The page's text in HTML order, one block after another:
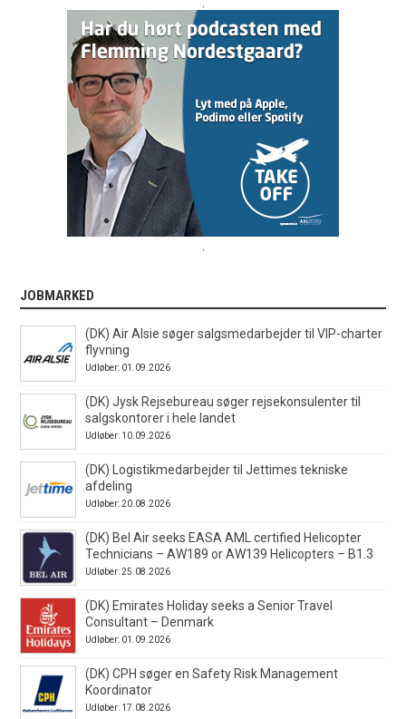
JOBMARKED
(DK) Air Alsie søger salgsmedarbejder til VIP-charter
flyvning
Udløber: 01.09.2026
(DK) Jysk Rejsebureau søger rejsekonsulenter til
salgskontorer i hele landet
Udløber: 10.09.2026
(DK) Logistikmedarbejder til Jettimes tekniske
afdeling
Udløber: 20.08.2026
(DK) Bel Air seeks EASA AML certified Helicopter
Technicians – AW189 or AW139 Helicopters – B1.3
Udløber: 25.08.2026
(DK) Emirates Holiday seeks a Senior Travel
Consultant – Denmark
Udløber: 01.09.2026
(DK) CPH søger en Safety Risk Management
Koordinator
Udløber: 17.08.2026